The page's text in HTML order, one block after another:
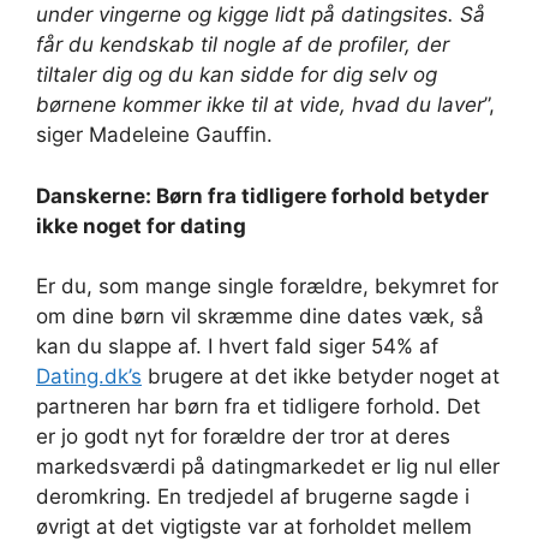
under vingerne og kigge lidt på datingsites. Så
får du kendskab til nogle af de profiler, der
tiltaler dig og du kan sidde for dig selv og
børnene kommer ikke til at vide, hvad du laver”,
siger Madeleine Gauffin.
Danskerne: Børn fra tidligere forhold betyder
ikke noget for dating
Er du, som mange single forældre, bekymret for
om dine børn vil skræmme dine dates væk, så
kan du slappe af. I hvert fald siger 54% af
Dating.dk’s brugere at det ikke betyder noget at
partneren har børn fra et tidligere forhold. Det
er jo godt nyt for forældre der tror at deres
markedsværdi på datingmarkedet er lig nul eller
deromkring. En tredjedel af brugerne sagde i
øvrigt at det vigtigste var at forholdet mellem